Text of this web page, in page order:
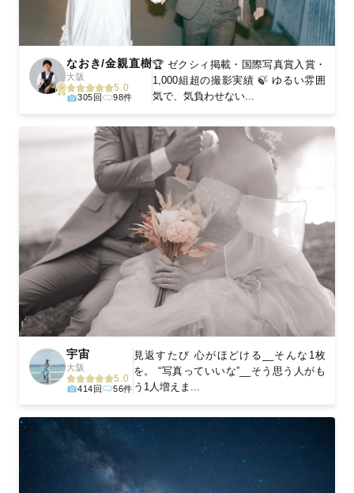
なおき/金親直樹
大阪
5.0
305回 98件
🏆 ゼクシィ掲載・国際写真賞入賞・
1,000組超の撮影実績 🍃 ゆるい雰囲
気で、気負わせない...
宇宙
大阪
5.0
414回 56件
見返すたび 心がほどける__そんな1枚
を。 “写真っていいな”__そう思う人がも
う1人増えま...